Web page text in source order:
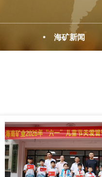
海矿新闻